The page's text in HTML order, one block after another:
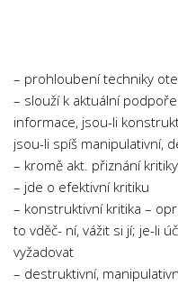
Ekologie
Ekonomie
Fyzika
Informatika
Jazyky
Management
Marketing
– prohloubení techniky
– slouží k aktuální
informace, jsou-li
jsou-li spíš manipulativní,
– kromě akt. přiznání
– jde o efektivní kritiku
– konstruktivní kritika –
to vděč- ní, vážit si jí; je-li
vyžadovat
– destruktivní,